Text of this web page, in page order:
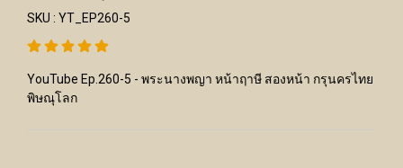
SKU : YT_EP260-5
YouTube Ep.260-5 - พระนางพญา หน้าฤาษี สองหน้า กรุนครไทย
พิษณุโลก